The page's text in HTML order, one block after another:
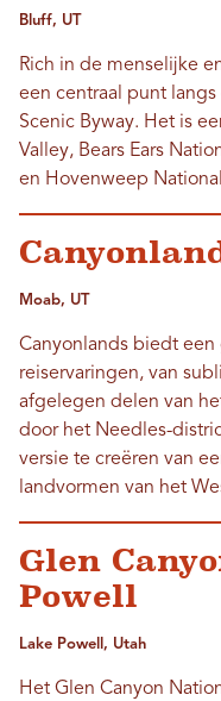
Bluff, UT
Rich in de menselijke
een centraal punt langs
Scenic Byway. Het is
Valley, Bears Ears
en Hovenweep
Moab, UT
Canyonlands biedt
reiservaringen, van
afgelegen delen van
door het Needles-
versie te creëren van
landvormen van het
Glen
Powell
Lake Powell, Utah
Het Glen Canyon